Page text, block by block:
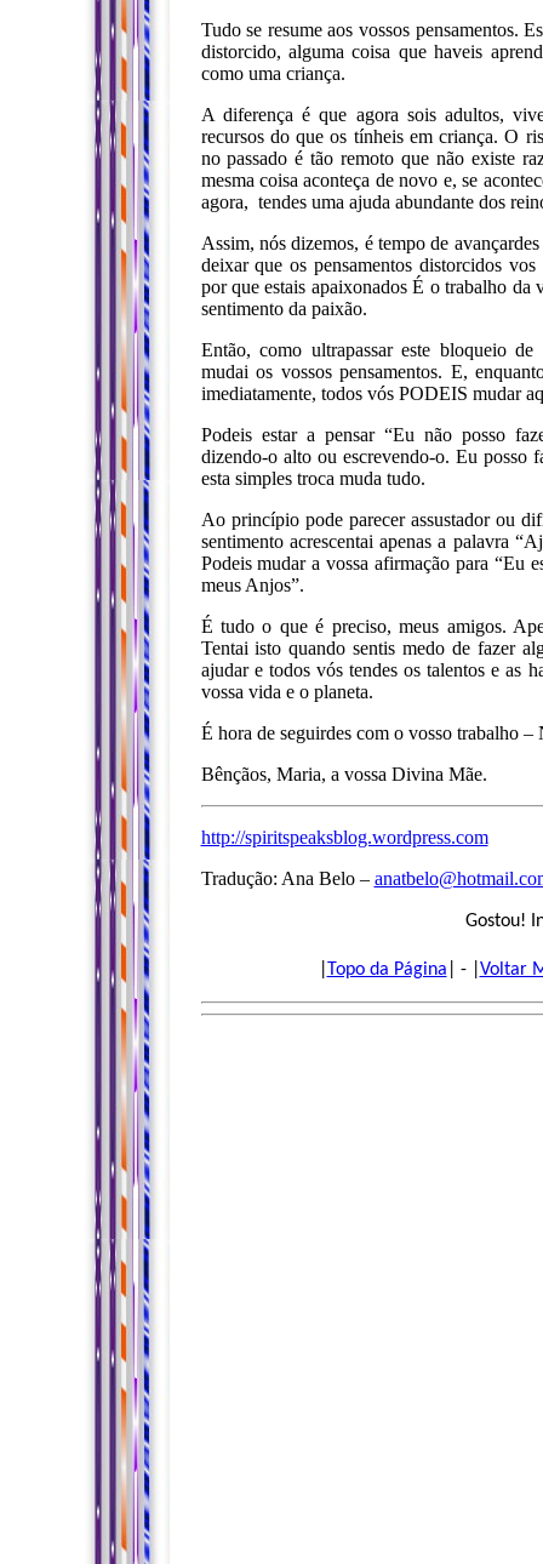
Tudo se resume aos vossos pensamentos.
distorcido, alguma coisa que haveis
como uma criança.
A diferença é que agora sois adultos,
recursos do que os tínheis em criança. O
no passado é tão remoto que não existe
mesma coisa aconteça de novo e, se
agora, tendes uma ajuda abundante dos
Assim, nós dizemos, é tempo de
deixar que os pensamentos distorcidos
por que estais apaixonados É o trabalho da
sentimento da paixão.
Então, como ultrapassar este bloqueio
mudai os vossos pensamentos. E,
imediatamente, todos vós PODEIS mudar
Podeis estar a pensar “Eu não posso
dizendo-o alto ou escrevendo-o. Eu posso
esta simples troca muda tudo.
Ao princípio pode parecer assustador ou
sentimento acrescentai apenas a palavra
Podeis mudar a vossa afirmação para “Eu
meus Anjos”.
É tudo o que é preciso, meus amigos.
Tentai isto quando sentis medo de fazer
ajudar e todos vós tendes os talentos e as
vossa vida e o planeta.
É hora de seguirdes com o vosso trabalho –
Bênçãos, Maria, a vossa Divina Mãe.
http://spiritspeaksblog.wordpress.com
Tradução: Ana Belo –
Gostou!
Topo da Página | - | Voltar